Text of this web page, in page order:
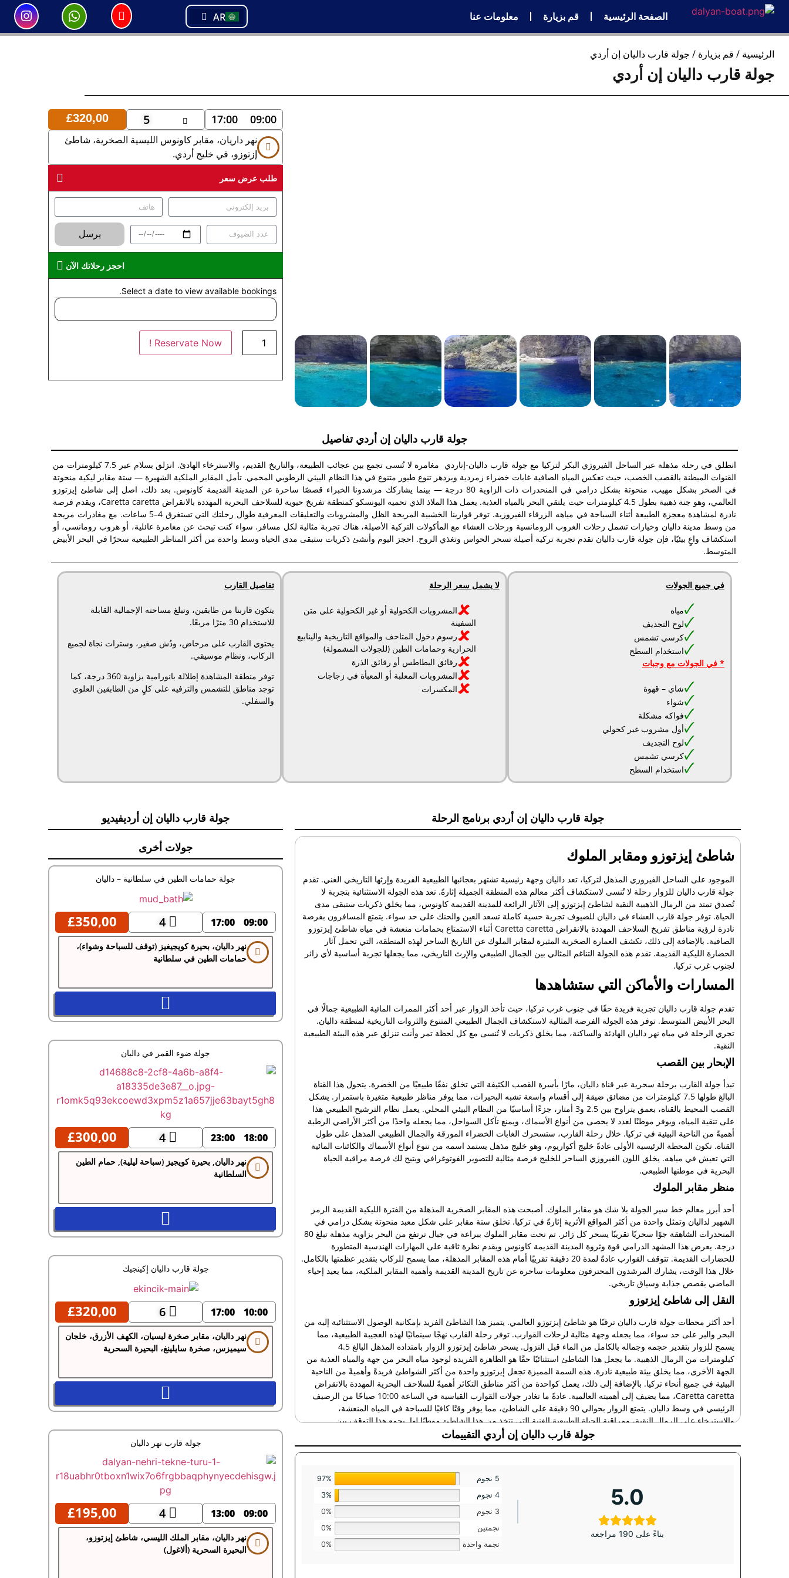
الصفحة الرئيسية قم بزيارة معلومات عنا AR
PT
TR
الرئيسية / قم بزيارة / جولة قارب داليان إن أردي
جولة قارب داليان إن أردي
09:00
17:00
5
£320,00
نهر داريان، مقابر كاونوس الليسية الصخرية، شاطئ
إزتوزو، في خليج أردي.
طلب عرض سعر
يرسل
احجز رحلاتك الآن
Select a date to view available bookings.
Reservate Now !
جولة قارب داليان إن أردي تفاصيل
انطلق في رحلة مذهلة عبر الساحل الفيروزي البكر لتركيا مع جولة قارب داليان-إناردي مغامرة لا تُنسى تجمع بين عجائب الطبيعة، والتاريخ القديم، والاسترخاء الهادئ. انزلق بسلام عبر 7.5 كيلومترات من
القنوات المبطنة بالقصب الخصب، حيث تعكس المياه الصافية غابات خضراء زمردية ويزدهر تنوع طيور متنوع في هذا النظام البيئي الرطوبي المحمي. تأمل المقابر الملكية الشهيرة — ستة مقابر ليكية منحوتة
في الصخر بشكل مهيب، منحوتة بشكل درامي في المنحدرات ذات الزاوية 80 درجة — بينما يشاركك مرشدونا الخبراء قصصًا ساحرة عن المدينة القديمة كاونوس. بعد ذلك، اصل إلى شاطئ إيزتوزو
العالمي، وهو جنة ذهبية بطول 4.5 كيلومترات حيث يلتقي البحر بالمياه العذبة. يعمل هذا الملاذ الذي تحميه اليونسكو كمنطقة تفريخ حيوية للسلاحف البحرية المهددة بالانقراض Caretta caretta، ويقدم فرصة
نادرة لمشاهدة معجزة الطبيعة أثناء السباحة في مياهه الزرقاء الفيروزية. توفر قواربنا الخشبية المريحة الظل والمشروبات والتعليقات المعرفية طوال رحلتك التي تستغرق 4–5 ساعات. مع مغادرات مريحة
من وسط مدينة داليان وخيارات تشمل رحلات الغروب الرومانسية ورحلات العشاء مع المأكولات التركية الأصيلة، هناك تجربة مثالية لكل مسافر. سواء كنت تبحث عن مغامرة عائلية، أو هروب رومانسي، أو
استكشاف واعٍ بيئيًا، فإن جولة قارب داليان تقدم تجربة تركية أصيلة تسحر الحواس وتغذي الروح. احجز اليوم وأنشئ ذكريات ستبقى مدى الحياة وسط واحدة من أكثر المناظر الطبيعية سحرًا في البحر الأبيض
المتوسط.
في جميع الجولات
مياه
لوح التجديف
كرسي تشمس
استخدام السطح
* في الجولات مع وجبات
شاي – قهوة
شواء
فواكه مشكلة
أول مشروب غير كحولي
لوح التجديف
كرسي تشمس
استخدام السطح
لا يشمل سعر الرحلة
المشروبات الكحولية أو غير الكحولية على متن
السفينة
رسوم دخول المتاحف والمواقع التاريخية والينابيع
الحرارية وحمامات الطين (للجولات المشمولة)
رقائق البطاطس أو رقائق الذرة
المشروبات المعلبة أو المعبأة في زجاجات
المكسرات
تفاصيل القارب
يتكون قاربنا من طابقين، وتبلغ مساحته الإجمالية القابلة
للاستخدام 30 مترًا مربعًا.
يحتوي القارب على مرحاض، ودُش صغير، وسترات نجاة لجميع
الركاب، ونظام موسيقي.
توفر منطقة المشاهدة إطلالة بانورامية بزاوية 360 درجة، كما
توجد مناطق للتشمس والترفيه على كلٍ من الطابقين العلوي
والسفلي.
جولة قارب داليان إن أردي برنامج الرحلة
شاطئ إيزتوزو ومقابر الملوك
الموجود على الساحل الفيروزي المذهل لتركيا، تعد داليان وجهة رئيسية تشتهر بعجائبها الطبيعية الفريدة وإرثها التاريخي الغني. تقدم
جولة قارب داليان للزوار رحلة لا تُنسى لاستكشاف أكثر معالم هذه المنطقة الجميلة إثارةً. تعد هذه الجولة الاستثنائية بتجربة لا
تُصدق تمتد من الرمال الذهبية النقية لشاطئ إيزتوزو إلى الآثار الرائعة للمدينة القديمة كاونوس، مما يخلق ذكريات ستبقى مدى
الحياة. توفر جولة قارب العشاء في داليان للضيوف تجربة حسية كاملة تسعد العين والحنك على حد سواء. يتمتع المسافرون بفرصة
نادرة لرؤية مناطق تفريخ السلاحف المهددة بالانقراض Caretta caretta أثناء الاستمتاع بحمامات منعشة في مياه شاطئ إيزتوزو
الصافية. بالإضافة إلى ذلك، تكشف العمارة الصخرية المثيرة لمقابر الملوك عن التاريخ الساحر لهذه المنطقة، التي تحمل آثار
الحضارة الليكية القديمة. تقدم هذه الجولة التناغم المثالي بين الجمال الطبيعي والإرث التاريخي، مما يجعلها تجربة أساسية لأي زائر
لجنوب غرب تركيا.
المسارات والأماكن التي ستشاهدها
تقدم جولة قارب داليان تجربة فريدة حقًا في جنوب غرب تركيا، حيث تأخذ الزوار عبر أحد أكثر الممرات المائية الطبيعية جمالًا في
البحر الأبيض المتوسط. توفر هذه الجولة الفرصة المثالية لاستكشاف الجمال الطبيعي المتنوع والثروات التاريخية لمنطقة داليان.
تجري الرحلة في مياه نهر داليان الهادئة والساكنة، مما يخلق ذكريات لا تُنسى مع كل لحظة تمر وأنت تنزلق عبر هذه البيئة الطبيعية
النقية.
الإبحار بين القصب
تبدأ جولة القارب برحلة سحرية عبر قناة داليان، مارًا بأسرة القصب الكثيفة التي تخلق نفقًا طبيعيًا من الخضرة. يتحول هذا القناة
البالغ طولها 7.5 كيلومترات من مضائق ضيقة إلى أقسام واسعة تشبه البحيرات، مما يوفر مناظر طبيعية متغيرة باستمرار. يشكل
القصب المحيط بالقناة، بعمق يتراوح بين 2.5 و3 أمتار، جزءًا أساسيًا من النظام البيئي المحلي. يعمل نظام الترشيح الطبيعي هذا
على تنقية المياه، ويوفر موطنًا لعدد لا يحصى من أنواع الأسماك، ويمنع تآكل السواحل، مما يجعله واحدًا من أكثر الأراضي الرطبة
أهميةً من الناحية البيئية في تركيا. خلال رحلة القارب، ستسحرك الغابات الخضراء المورقة والجمال الطبيعي المذهل على طول
القناة. تكون المحطة الرئيسية الأولى عادةً خليج أكواريوم، وهو خليج مذهل يستمد اسمه من تنوع أنواع الأسماك والكائنات المائية
التي تعيش في مياهه. يخلق اللون الفيروزي الساحر للخليج فرصة مثالية للتصوير الفوتوغرافي ويتيح لك فرصة مراقبة الحياة
البحرية في موطنها الطبيعي.
منظر مقابر الملوك
أحد أبرز معالم خط سير الجولة بلا شك هو مقابر الملوك. أصبحت هذه المقابر الصخرية المذهلة من الفترة الليكية القديمة الرمز
الشهير لداليان وتمثل واحدة من أكثر المواقع الأثرية إثارةً في تركيا. تخلق ستة مقابر على شكل معبد منحوتة بشكل درامي في
المنحدرات الشاهقة جوًا سحريًا تقريبًا يسحر كل زائر. تم نحت مقابر الملوك ببراعة في جبال ترتفع من البحر بزاوية مذهلة تبلغ 80
درجة. يعرض هذا المشهد الدرامي قوة وثروة المدينة القديمة كاونوس ويقدم نظرة ثاقبة على المهارات الهندسية المتطورة
للحضارات القديمة. تتوقف القوارب عادةً لمدة 20 دقيقة تقريبًا أمام هذه المقابر المذهلة، مما يسمح للركاب بتقدير عظمتها بالكامل.
خلال هذا الوقت، يشارك المرشدون المحترفون معلومات ساحرة عن تاريخ المدينة القديمة وأهمية المقابر الملكية، مما يعيد إحياء
الماضي بقصص جذابة وسياق تاريخي.
النقل إلى شاطئ إيزتوزو
أحد أكثر محطات جولة قارب داليان ترقبًا هو شاطئ إيزتوزو العالمي. يتميز هذا الشاطئ الفريد بإمكانية الوصول الاستثنائية إليه من
البحر والبر على حد سواء، مما يجعله وجهة مثالية لرحلات القوارب. توفر رحلة القارب نهجًا سينمائيًا لهذه العجيبة الطبيعية، مما
يسمح للزوار بتقدير حجمه وجماله بالكامل من الماء قبل النزول. يسحر شاطئ إيزتوزو الزوار بامتداده المذهل البالغ 4.5
كيلومترات من الرمال الذهبية. ما يجعل هذا الشاطئ استثنائيًا حقًا هو الظاهرة الفريدة لوجود مياه البحر من جهة والمياه العذبة من
الجهة الأخرى، مما يخلق بيئة طبيعية نادرة. هذه السمة المميزة تجعل إيزتوزو واحدة من أكثر الشواطئ فريدةً وأهميةً من الناحية
البيئية في جميع أنحاء تركيا. بالإضافة إلى ذلك، يعمل كواحدة من أكثر مناطق التكاثر أهميةً للسلاحف البحرية المهددة بالانقراض
Caretta caretta، مما يضيف إلى أهميته العالمية. عادةً ما تغادر جولات القوارب القياسية في الساعة 10:00 صباحًا من الرصيف
الرئيسي في وسط داليان. يتمتع الزوار بحوالي 90 دقيقة على الشاطئ، مما يوفر وقتًا كافيًا للسباحة في المياه المنعشة،
والاسترخاء على الرمال النقية، ومراقبة الحياة الطبيعية الغنية التي تتخذ من هذا الشاطئ موطنًا لها. يجمع هذا التوقف بين
الاسترخاء والمغامرة والتعليم البيئي، مما يجعله ذروة عطلات العديد من الزوار في تركيا.
شاطئ إيزتوزو: قلب الحياة الطبيعية
شاطئ إيزتوزو هو عجيبة طبيعية فريدة تقع في منطقة أورتاجا بمقاطعة موغلا، في جنوب غرب تركيا. يُعتبر هذا الشاطئ الذهبي
البالغ طوله 4.5 كيلومترات واحدًا من أندر الشواطئ وأكثرها أهميةً من الناحية البيئية في منطقة البحر الأبيض المتوسط بأكملها.
إحدى السمات الأكثر ملاحظةً في هذا الشاطئ هي التعايش المتناغم بين مياه البحر والمياه العذبة، مما يخلق نظامًا بيئيًا فريدًا يدعم
الحياة البحرية والبرية المتنوعة. هذه الخاصية الاستثنائية تجعل إيزتوزو واحدًا من أكثر الشواطئ أهميةً من الناحية العلمية وجاذبيةً
الأهمية البيئية للشاطئ
جولة قارب داليان إن أردي التقييمات
5.0
بناءً على 190 مراجعة
5 نجوم
97%
4 نجوم
3%
3 نجوم
0%
نجمتين
0%
نجمة واحدة
0%
جولة قارب داليان إن أرديفيديو
جولات أخرى
جولة حمامات الطين في سلطانية – داليان
09:00
17:00
4
£350,00
نهر داليان، بحيرة كويجيغيز (توقف للسباحة وشواء)،
حمامات الطين في سلطانية
جولة ضوء القمر في داليان
18:00
23:00
4
£300,00
نهر داليان, بحيرة كويجيز (سباحة ليلية), حمام الطين
السلطانية
جولة قارب داليان إكينجيك
10:00
17:00
6
£320,00
نهر داليان، مقابر صخرة ليسيان، الكهف الأزرق، خلجان
سيميزس، صخرة سايلينغ، البحيرة السحرية
جولة قارب نهر داليان
09:00
13:00
4
£195,00
نهر داليان، مقابر الملك الليسي، شاطئ إيزتوزو،
البحيرة السحرية (ألاغول)